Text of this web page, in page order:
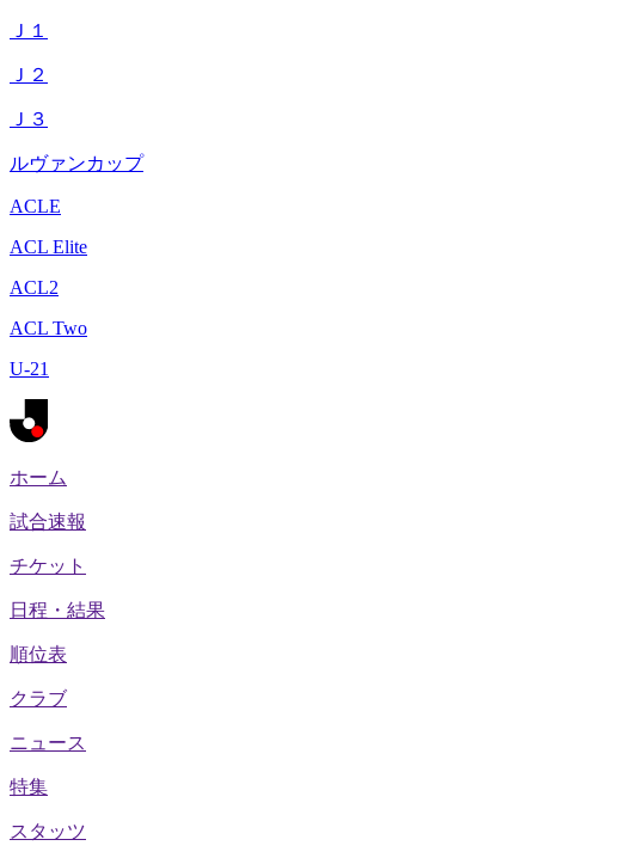
Ｊ１
Ｊ２
Ｊ３
ルヴァンカップ
ACLE
ACL Elite
ACL2
ACL Two
U-21
ホーム
試合速報
チケット
日程・結果
順位表
クラブ
ニュース
特集
スタッツ